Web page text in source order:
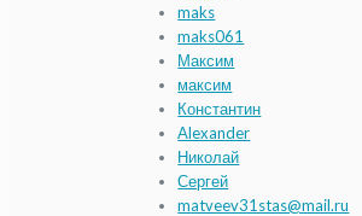
maks
maks061
Максим
максим
Константин
Alexander
Николай
Сергей
matveev31stas@mail.ru